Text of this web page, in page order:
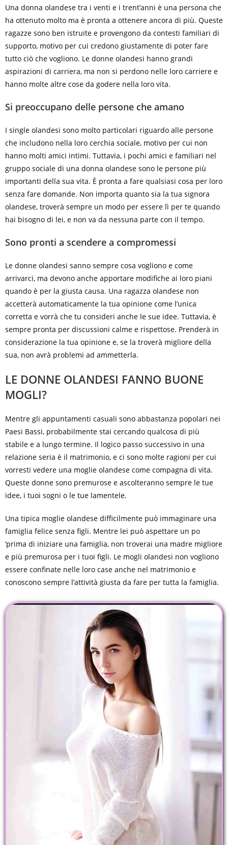
Una donna olandese tra i venti e i trent’anni è una persona che
ha ottenuto molto ma è pronta a ottenere ancora di più. Queste
ragazze sono ben istruite e provengono da contesti familiari di
supporto, motivo per cui credono giustamente di poter fare
tutto ciò che vogliono. Le donne olandesi hanno grandi
aspirazioni di carriera, ma non si perdono nelle loro carriere e
hanno molte altre cose da godere nella loro vita.
Si preoccupano delle persone che amano
I single olandesi sono molto particolari riguardo alle persone
che includono nella loro cerchia sociale, motivo per cui non
hanno molti amici intimi. Tuttavia, i pochi amici e familiari nel
gruppo sociale di una donna olandese sono le persone più
importanti della sua vita. È pronta a fare qualsiasi cosa per loro
senza fare domande. Non importa quanto sia la tua signora
olandese, troverà sempre un modo per essere lì per te quando
hai bisogno di lei, e non va da nessuna parte con il tempo.
Sono pronti a scendere a compromessi
Le donne olandesi sanno sempre cosa vogliono e come
arrivarci, ma devono anche apportare modifiche ai loro piani
quando è per la giusta causa. Una ragazza olandese non
accetterà automaticamente la tua opinione come l’unica
corretta e vorrà che tu consideri anche le sue idee. Tuttavia, è
sempre pronta per discussioni calme e rispettose. Prenderà in
considerazione la tua opinione e, se la troverà migliore della
sua, non avrà problemi ad ammetterla.
LE DONNE OLANDESI FANNO BUONE
MOGLI?
Mentre gli appuntamenti casuali sono abbastanza popolari nei
Paesi Bassi, probabilmente stai cercando qualcosa di più
stabile e a lungo termine. Il logico passo successivo in una
relazione seria è il matrimonio, e ci sono molte ragioni per cui
vorresti vedere una moglie olandese come compagna di vita.
Queste donne sono premurose e ascolteranno sempre le tue
idee, i tuoi sogni o le tue lamentele.
Una tipica moglie olandese difficilmente può immaginare una
famiglia felice senza figli. Mentre lei può aspettare un po
‘prima di iniziare una famiglia, non troverai una madre migliore
e più premurosa per i tuoi figli. Le mogli olandesi non vogliono
essere confinate nelle loro case anche nel matrimonio e
conoscono sempre l’attività giusta da fare per tutta la famiglia.